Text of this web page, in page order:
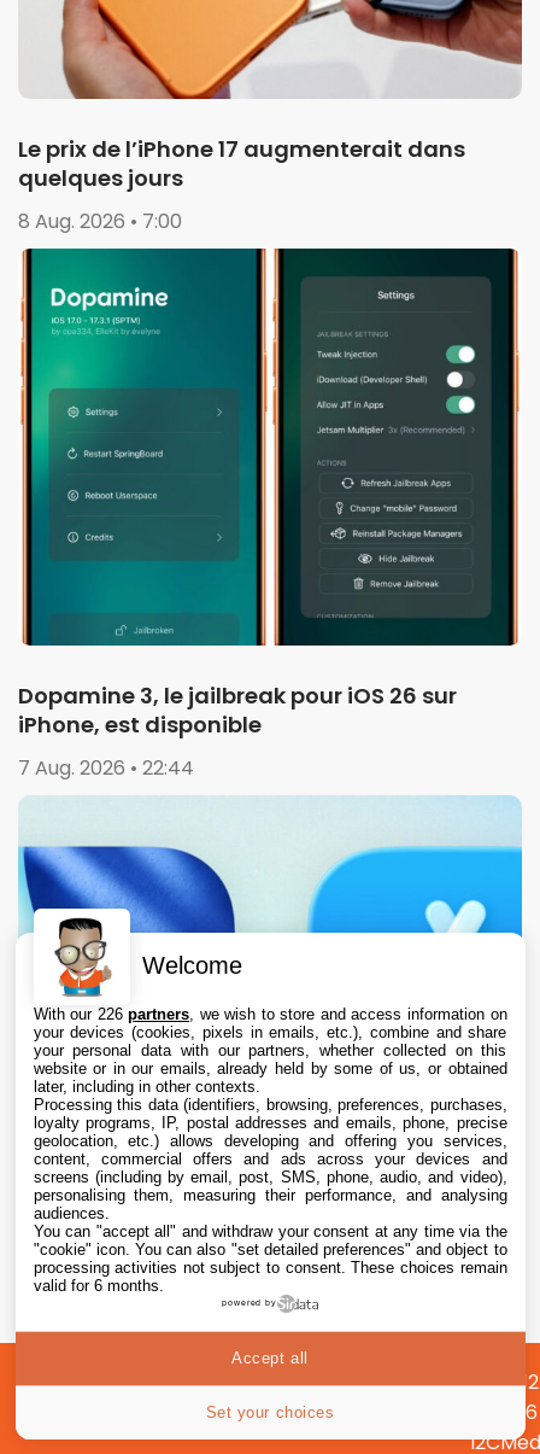
Le prix de l’iPhone 17 augmenterait dans
quelques jours
8 Aug. 2026 • 7:00
Dopamine 3, le jailbreak pour iOS 26 sur
iPhone, est disponible
7 Aug. 2026 • 22:44
L’App Store est en panne pour plusieurs
utilisateurs, selon Apple
A
Préférences
cookies
Confidentialité
©
2026
Welcome
With our 226partners , we wish to store and access information on
your devices (cookies, pixels in emails, etc.), combine and share
your personal data with our partners, whether collected on this
website or in our emails, already held by some of us, or obtained
later, including in other contexts.
Processing this data (identifiers, browsing, preferences, purchases,
loyalty programs, IP, postal addresses and emails, phone, precise
geolocation, etc.) allows developing and offering you services,
content, commercial offers and ads across your devices and
screens (including by email, post, SMS, phone, audio, and video),
personalising them, measuring their performance, and analysing
audiences.
You can "accept all" and withdraw your consent at any time via the
"cookie" icon. You can also "set detailed preferences" and object to
processing activities not subject to consent. These choices remain
valid for 6 months.
powered by
Set your choices
Accept all